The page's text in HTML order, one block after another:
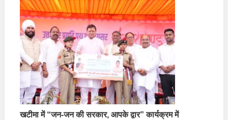
खटीमा में “जन-जन की सरकार, आपके द्वार” कार्यक्रम में